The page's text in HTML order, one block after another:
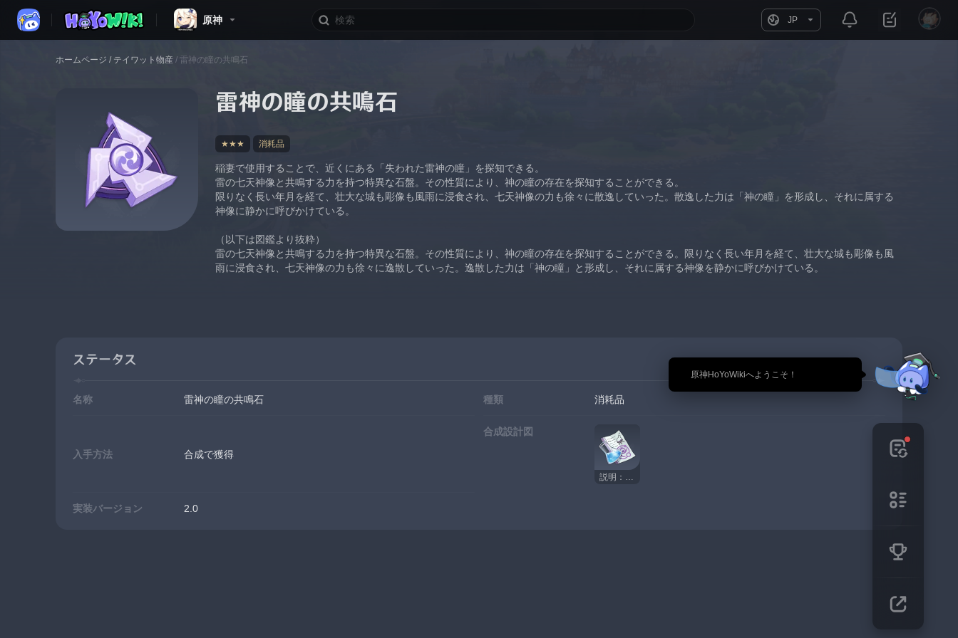
原神 JP
🎉 原神HoYoWikiへようこそ！
ホームページ / テイワット物産 / 雷神の瞳の共鳴石
雷神の瞳の共鳴石
★★★ 消耗品
稲妻で使用することで、近くにある「失われた雷神の瞳」を探知できる。
雷の七天神像と共鳴する力を持つ特異な石盤。その性質により、神の瞳の存在を探知することができる。
限りなく長い年月を経て、壮大な城も彫像も風雨に浸食され、七天神像の力も徐々に散逸していった。散逸した力は「神の瞳」を形成し、それに属する
神像に静かに呼びかけている。
（以下は図鑑より抜粋）
雷の七天神像と共鳴する力を持つ特異な石盤。その性質により、神の瞳の存在を探知することができる。限りなく長い年月を経て、壮大な城も彫像も風
雨に浸食され、七天神像の力も徐々に逸散していった。逸散した力は「神の瞳」と形成し、それに属する神像を静かに呼びかけている。
ステータス
名称 雷神の瞳の共鳴石 種類 消耗品
入手方法 合成で獲得
合成設計図
説明：雷神の瞳の共鳴石
実装バージョン 2.0